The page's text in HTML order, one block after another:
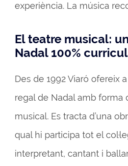
experiència. La música
El teatre musical:
Nadal 100%
Des de 1992 Viaró ofereix
regal de Nadal amb forma
musical. Es tracta d’una
qual hi participa tot el
interpretant, cantant i